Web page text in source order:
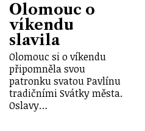
Olomouc o
víkendu
slavila
Olomouc si o víkendu
připomněla svou
patronku svatou Pavlínu
tradičními Svátky města.
Oslavy…